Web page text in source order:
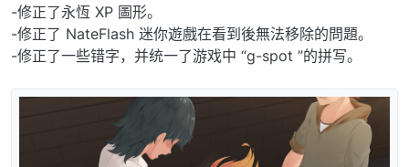
-修正了永恆 XP 圖形。
-修正了 NateFlash 迷你遊戲在看到後無法移除的問題。
-修正了一些错字，并统一了游戏中 “g-spot ”的拼写。